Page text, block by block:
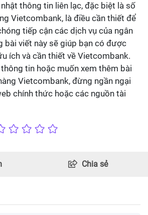
thông tin liên lạc, đặc biệt là số
Vietcombank, là điều cần thiết để
tiếp cận các dịch vụ của ngân
bài viết này sẽ giúp bạn có được
ích và cần thiết về Vietcombank.
tin hoặc muốn xem thêm bài
Vietcombank, đừng ngần ngại
chính thức hoặc các nguồn tài
Chia sẻ